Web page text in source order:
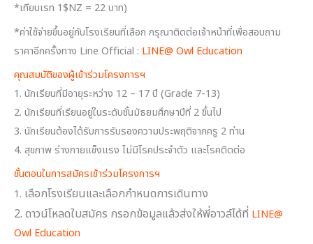
*เทียบเรท 1$NZ = 22 บาท)
*ค่าใช้จ่ายขึ้นอยู่กับโรงเรียนที่เลือก กรุณาติดต่อเจ้าหน้าที่เพื่อสอบถาม
ราคาอีกครั้งทาง Line Official : LINE@ Owl Education
คุณสมบัติของผู้เข้าร่วมโครงการฯ
1. นักเรียนที่มีอายุระหว่าง 12 – 17 ปี (Grade 7-13)
2. นักเรียนที่เรียนอยู่ในระดับชั้นมัธยมศึกษาปีที่ 2 ขึ้นไป
3. นักเรียนต้องได้รับการรับรองความประพฤติจากครู 2 ท่าน
4. สุขภาพ ร่างกายแข็งแรง ไม่มีโรคประจำตัว และโรคติดต่อ
ขั้นตอนในการสมัครเข้าร่วมโครงการฯ
1. เลือกโรงเรียนและเลือกกำหนดการเดินทาง
2. ดาวน์โหลดใบสมัคร กรอกข้อมูลแล้วส่งให้พี่อาวล์ได้ที่ LINE@
Owl Education